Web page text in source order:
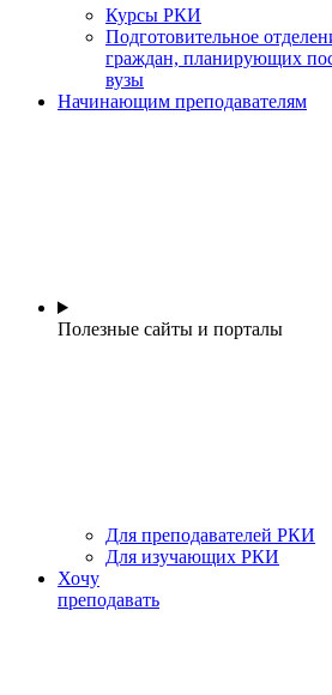
Курсы РКИ
Подготовительное
граждан, планирующих
вузы
Начинающим преподавателям
Полезные сайты и порталы
Для преподавателей РКИ
Для изучающих РКИ
Хочу
преподавать